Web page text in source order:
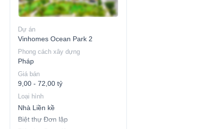
Dự án
Vinhomes Ocean Park 2
Phong cách xây dựng
Pháp
Giá bán
9,00 - 72,00 tỷ
Loại hình
Nhà Liền kề
Biệt thự Đơn lập